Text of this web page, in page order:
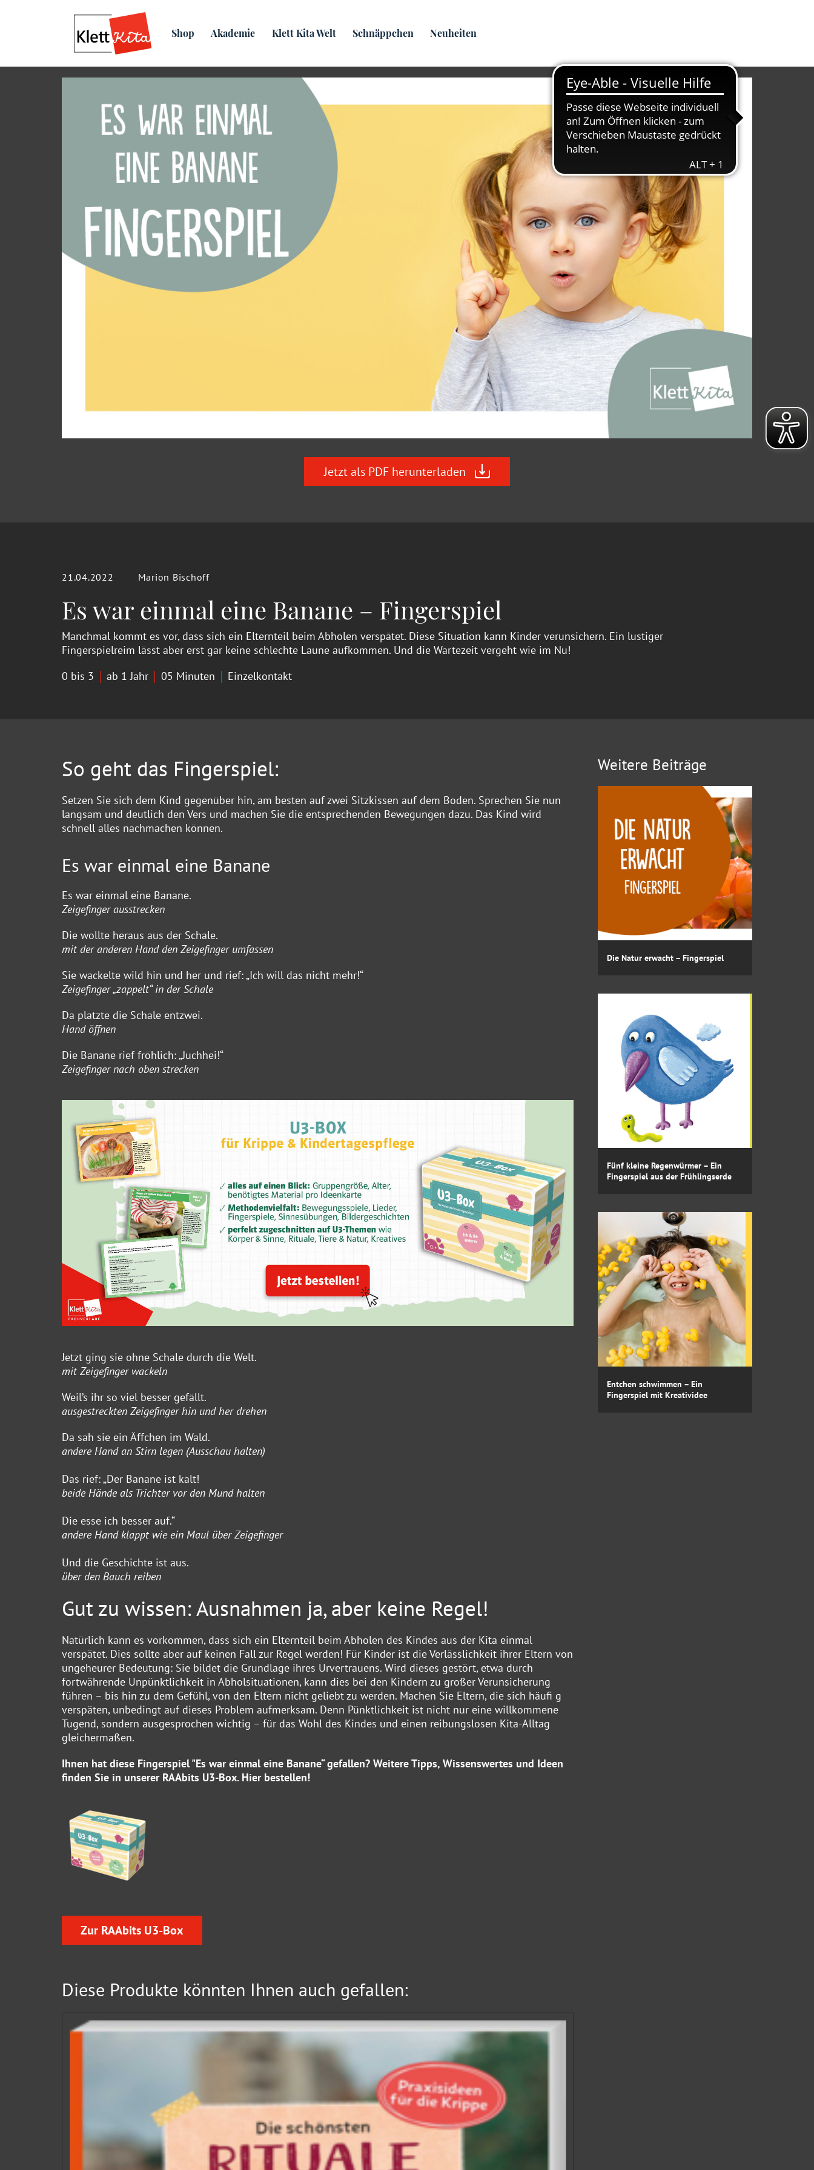
Shop Akademie Klett Kita Welt Schnäppchen Neuheiten
Übersicht
Jetzt als PDF herunterladen
21.04.2022 Marion Bischoff
Es war einmal eine Banane – Fingerspiel
Manchmal kommt es vor, dass sich ein Elternteil beim Abholen verspätet. Diese Situation kann Kinder verunsichern. Ein lustiger
Fingerspielreim lässt aber erst gar keine schlechte Laune aufkommen. Und die Wartezeit vergeht wie im Nu!
0 bis 3
ab 1 Jahr 05 Minuten Einzelkontakt
So geht das Fingerspiel:
Setzen Sie sich dem Kind gegenüber hin, am besten auf zwei Sitzkissen auf dem Boden. Sprechen Sie nun
langsam und deutlich den Vers und machen Sie die entsprechenden Bewegungen dazu. Das Kind wird
schnell alles nachmachen können.
Es war einmal eine Banane
Es war einmal eine Banane.
Zeigefinger ausstrecken
Die wollte heraus aus der Schale.
mit der anderen Hand den Zeigefinger umfassen
Sie wackelte wild hin und her und rief: „Ich will das nicht mehr!“
Zeigefinger „zappelt“ in der Schale
Da platzte die Schale entzwei.
Hand öffnen
Die Banane rief fröhlich: „Juchhei!“
Zeigefinger nach oben strecken
Jetzt ging sie ohne Schale durch die Welt.
mit Zeigefinger wackeln
Weil’s ihr so viel besser gefällt.
ausgestreckten Zeigefinger hin und her drehen
Da sah sie ein Äffchen im Wald.
andere Hand an Stirn legen (Ausschau halten)
Das rief: „Der Banane ist kalt!
beide Hände als Trichter vor den Mund halten
Die esse ich besser auf.“
andere Hand klappt wie ein Maul über Zeigefinger
Und die Geschichte ist aus.
über den Bauch reiben
Gut zu wissen: Ausnahmen ja, aber keine Regel!
Natürlich kann es vorkommen, dass sich ein Elternteil beim Abholen des Kindes aus der Kita einmal
verspätet. Dies sollte aber auf keinen Fall zur Regel werden! Für Kinder ist die Verlässlichkeit ihrer Eltern von
ungeheurer Bedeutung: Sie bildet die Grundlage ihres Urvertrauens. Wird dieses gestört, etwa durch
fortwährende Unpünktlichkeit in Abholsituationen, kann dies bei den Kindern zu großer Verunsicherung
führen – bis hin zu dem Gefühl, von den Eltern nicht geliebt zu werden. Machen Sie Eltern, die sich häufi g
verspäten, unbedingt auf dieses Problem aufmerksam. Denn Pünktlichkeit ist nicht nur eine willkommene
Tugend, sondern ausgesprochen wichtig – für das Wohl des Kindes und einen reibungslosen Kita-Alltag
gleichermaßen.
Ihnen hat diese Fingerspiel "Es war einmal eine Banane“ gefallen? Weitere Tipps, Wissenswertes und Ideen
finden Sie in unserer RAAbits U3-Box. Hierbestellen!
Zur RAAbits U3-Box
Diese Produkte könnten Ihnen auch gefallen:
Weitere Beiträge
Die Natur erwacht – Fingerspiel
Fünf kleine Regenwürmer – Ein
Fingerspiel aus der Frühlingserde
Entchen schwimmen – Ein
Fingerspiel mit Kreatividee